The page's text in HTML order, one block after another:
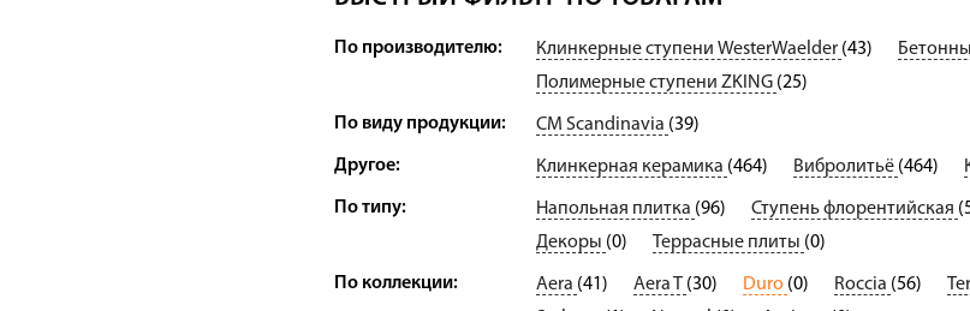
По производителю: Клинкерные ступени WesterWaelder (43)
Полимерные ступени ZKING (25)
По виду продукции: CM Scandinavia (39)
Другое: Клинкерная керамика (464) Вибролитьё (464)
По типу: Напольная плитка (96) Ступень флорентийская
Декоры (0) Террасные плиты (0)
По коллекции: Aera (41) Aera T (30) Duro (0) Roccia (56)